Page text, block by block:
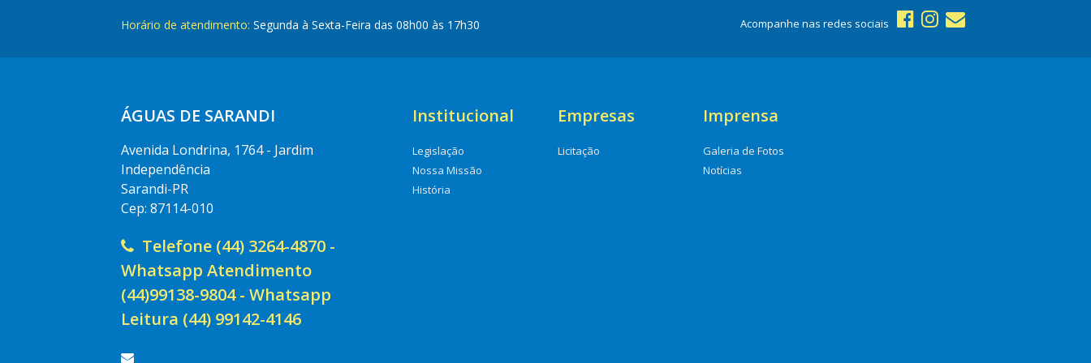
Horário de atendimento: Segunda à Sexta-Feira das 08h00 às 17h30 Acompanhe nas redes sociais
ÁGUAS DE SARANDI
Avenida Londrina, 1764 - Jardim
Independência
Sarandi-PR
Cep: 87114-010
Telefone (44) 3264-4870 -
Whatsapp Atendimento
(44)99138-9804 - Whatsapp
Leitura (44) 99142-4146
Institucional
Legislação
Nossa Missão
História
Empresas
Licitação
Imprensa
Galeria de Fotos
Notícias